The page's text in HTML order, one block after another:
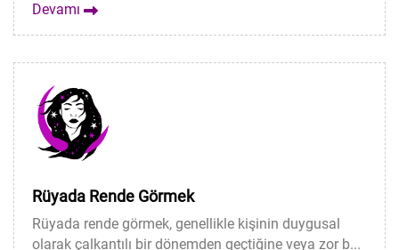
Devamı
Rüyada Rende Görmek
Rüyada rende görmek, genellikle kişinin duygusal
olarak çalkantılı bir dönemden geçtiğine veya zor b...